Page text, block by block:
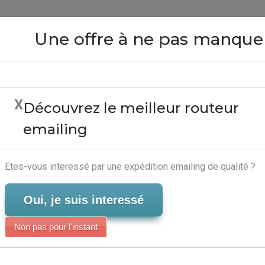
Emailing - Editeur
Close
Une offre à ne pas
XDécouvrez le meilleur routeur
emailing
Etes-vous interessé par une expédition emailing de qualité ?
Oui, je suis interessé
Non pas pour l'instant